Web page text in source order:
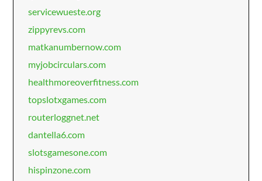
servicewueste.org
zippyrevs.com
matkanumbernow.com
myjobcirculars.com
healthmoreoverfitness.com
topslotxgames.com
routerloggnet.net
dantella6.com
slotsgamesone.com
hispinzone.com